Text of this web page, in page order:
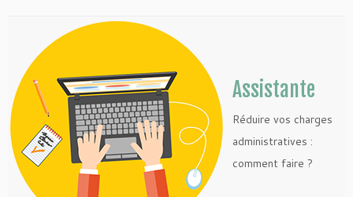
Assistante
Réduire vos charges
administratives :
comment faire ?